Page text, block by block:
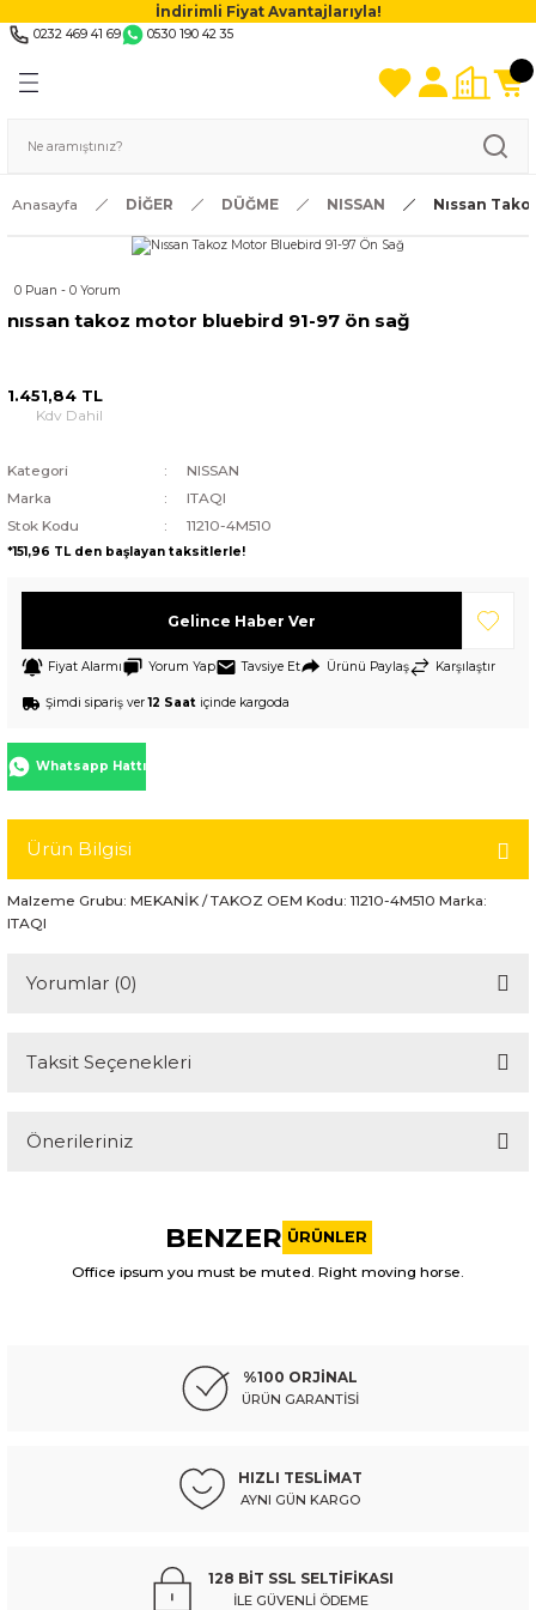
İndirimli Fiyat Avantajlarıyla!
0232 469 41 69 0530 190 42 35
Anasayfa DİĞER DÜĞME NISSAN Nıssan
0 Puan - 0 Yorum
nıssan takoz motor bluebird 91-97 ön sağ
1.451,84 TL
Kdv Dahil
Kategori
NISSAN
Marka
ITAQI
Stok Kodu
11210-4M510
*151,96 TL den başlayan taksitlerle!
Gelince Haber Ver
Fiyat Alarmı Yorum Yap Tavsiye Et Ürünü Paylaş Karşılaştır
Şimdi sipariş ver12 Saat içinde kargoda
Whatsapp Hattı
Ürün Bilgisi
Malzeme Grubu: MEKANİK / TAKOZ OEM Kodu: 11210-4M510 Marka:
ITAQI
Yorumlar (0)
Bu ürüne ilk yorumu siz yapın!
Taksit Seçenekleri
Önerileriniz
kullanarak tarafımıza iletebilirsiniz.
Görüş ve önerileriniz için teşekkür ederiz.
Ürün bilgilerinde hatalar bulunuyor.
BENZER ÜRÜNLER
Office ipsum you must be muted. Right moving horse.
Sepete Ekle
ITAQI
nıssan conta subap kapak bluebırd 91-97/ld20 92-97
%100 ORJİNAL
ÜRÜN GARANTİSİ
HIZLI TESLİMAT
AYNI GÜN KARGO
128 BİT SSL SELTİFİKASI
İLE GÜVENLİ ÖDEME